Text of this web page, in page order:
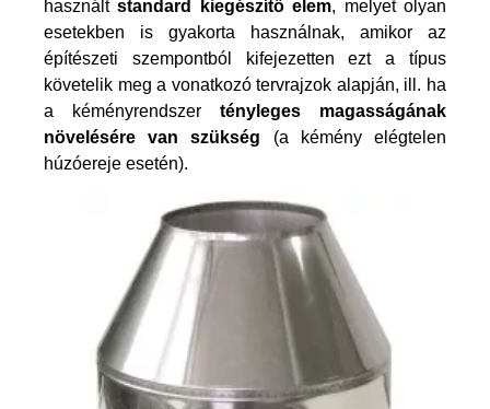
használtstandard kiegészítő elem, melyet olyan
esetekben is gyakorta használnak, amikor az
építészeti szempontból kifejezetten ezt a típus
követelik meg a vonatkozó tervrajzok alapján, ill. ha
a kéményrendszer tényleges magasságának
növelésére van szükség (a kémény elégtelen
húzóereje esetén).